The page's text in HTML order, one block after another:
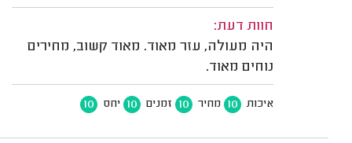
חוות דעת:
היה מעולה, עזר מאוד. מאוד קשוב, מחירים
נוחים מאוד.
איכות 10 מחיר 10 זמנים 10 יחס 10